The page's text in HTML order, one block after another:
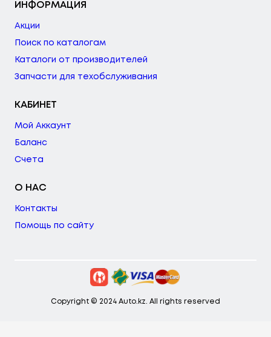
ИНФОРМАЦИЯ
Акции
Поиск по каталогам
Каталоги от производителей
Запчасти для техобслуживания
КАБИНЕТ
Мой Аккаунт
Баланс
Счета
О НАС
Контакты
Помощь по сайту
Copyright © 2024 Auto.kz. All rights reserved